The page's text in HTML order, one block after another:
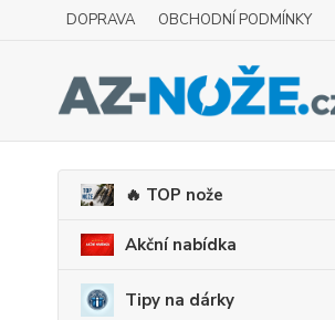
DOPRAVA OBCHODNÍ PODMÍNKY
🔥 TOP nože
Akční nabídka
Tipy na dárky